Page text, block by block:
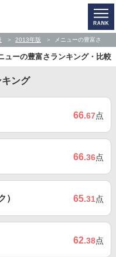
2013年版 メニューの豊富さ
ューの豊富さランキング・比較
キング
66.67点
66.36点
） 65.31点
62.38点